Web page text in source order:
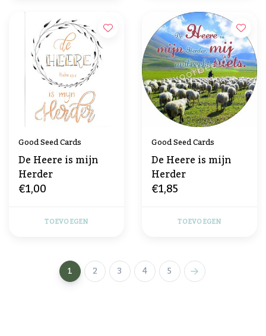
Good Seed Cards
De Heere is mijn
Herder
€1,00
TOEVOEGEN
Good Seed Cards
De Heere is mijn
Herder
€1,85
TOEVOEGEN
1 2 3 4 5